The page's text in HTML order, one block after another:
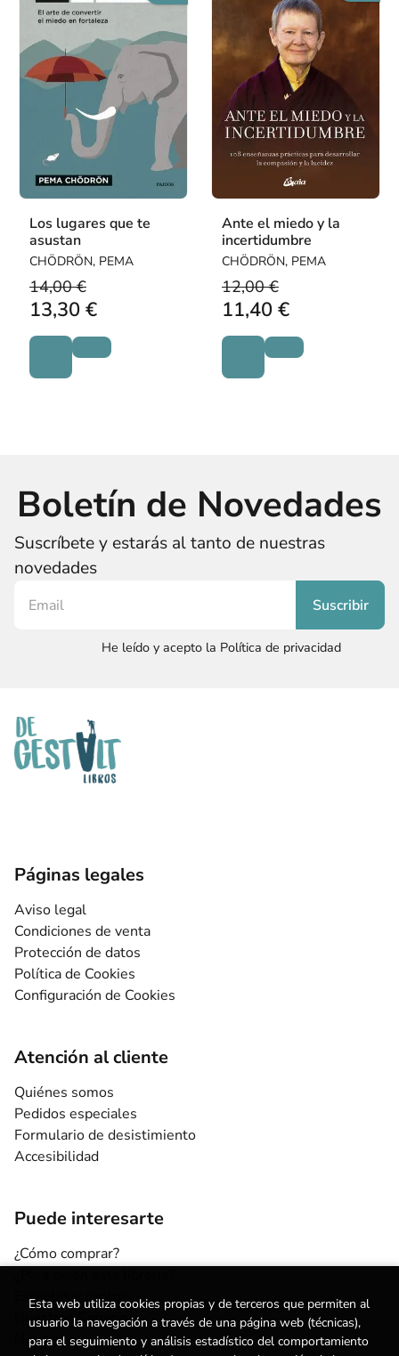
Los lugares que te
asustan
CHÖDRÖN, PEMA
14,00 €
13,30 €
Ante el miedo y la
incertidumbre
CHÖDRÖN, PEMA
12,00 €
11,40 €
Boletín de Novedades
Suscríbete y estarás al tanto de nuestras
novedades
He leído y acepto la Política de privacidad
Páginas legales
Aviso legal
Condiciones de venta
Protección de datos
Política de Cookies
Configuración de Cookies
Atención al cliente
Quiénes somos
Pedidos especiales
Formulario de desistimiento
Accesibilidad
Puede interesarte
¿Cómo comprar?
Escuelas y centros
Nuestros Servicios
Noticias
Esta web utiliza cookies propias y de terceros que permiten al
usuario la navegación a través de una página web (técnicas),
para el seguimiento y análisis estadístico del comportamiento